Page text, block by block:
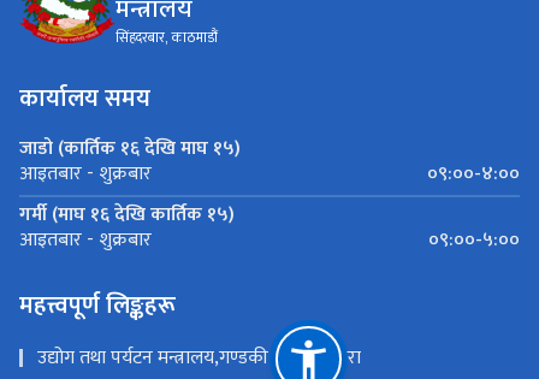
मन्त्रालय
सिंहदरबार, काठमाडौं
कार्यालय समय
जाडो (कार्तिक १६ देखि माघ १५)
आइतबार - शुक्रबार
०९:००-४:००
गर्मी (माघ १६ देखि कार्तिक १५)
आइतबार - शुक्रबार ०९:००-५:००
महत्त्वपूर्ण लिङ्कहरू
उद्योग तथा पर्यटन मन्त्रालय,गण्डकी प्रदेश ,पोखरा